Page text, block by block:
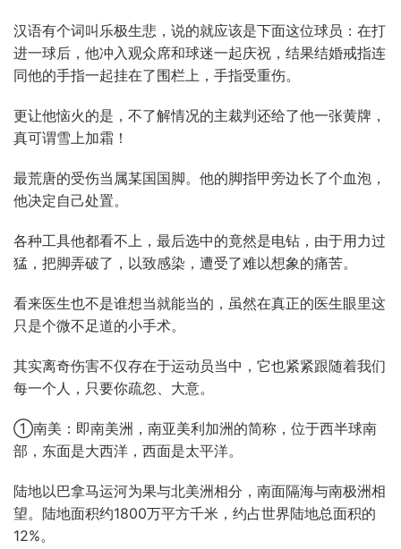
汉语有个词叫乐极生悲，说的就应该是下面这位球员：在打
进一球后，他冲入观众席和球迷一起庆祝，结果结婚戒指连
同他的手指一起挂在了围栏上，手指受重伤。
更让他恼火的是，不了解情况的主裁判还给了他一张黄牌，
真可谓雪上加霜！
最荒唐的受伤当属某国国脚。他的脚指甲旁边长了个血泡，
他决定自己处置。
各种工具他都看不上，最后选中的竟然是电钻，由于用力过
猛，把脚弄破了，以致感染，遭受了难以想象的痛苦。
看来医生也不是谁想当就能当的，虽然在真正的医生眼里这
只是个微不足道的小手术。
其实离奇伤害不仅存在于运动员当中，它也紧紧跟随着我们
每一个人，只要你疏忽、大意。
①南美：即南美洲，南亚美利加洲的简称，位于西半球南
部，东面是大西洋，西面是太平洋。
陆地以巴拿马运河为果与北美洲相分，南面隔海与南极洲相
望。陆地面积约1800万平方千米，约占世界陆地总面积的
12%。